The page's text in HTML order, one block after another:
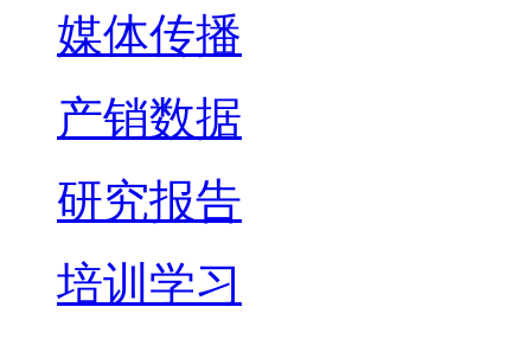
媒体传播
产销数据
研究报告
培训学习